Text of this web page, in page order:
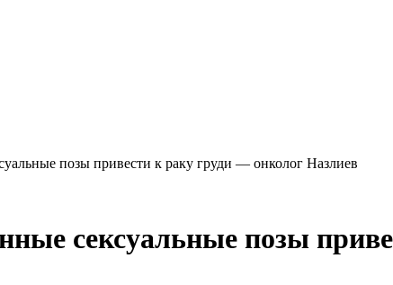
позы привести к раку груди — онколог Назлиев
сексуальные позы